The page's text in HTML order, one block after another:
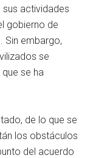
actividades
gobierno de
Sin embargo,
se
se ha
de lo que se
los obstáculos
del acuerdo